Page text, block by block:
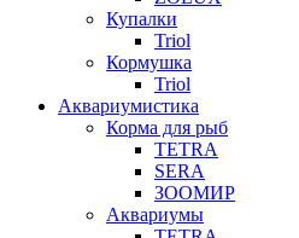
Купалки
Triol
Кормушка
Triol
Аквариумистика
Корма для рыб
TETRA
SERA
ЗООМИР
Аквариумы